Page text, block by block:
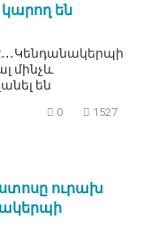
են
մինչև
են
0 1527
ուրախ